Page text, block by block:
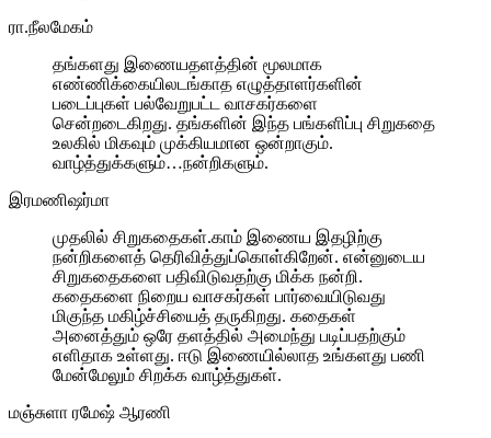
ரா.நீலமேகம்
தங்களது இணையதளத்தின் மூலமாக
எண்ணிக்கையிலடங்காத எழுத்தாளர்களின்
படைப்புகள் பல்வேறுபட்ட வாசகர்களை
சென்றடைகிறது. தங்களின் இந்த பங்களிப்பு சிறுகதை
உலகில் மிகவும் முக்கியமான ஒன்றாகும்.
வாழ்த்துக்களும்…நன்றிகளும்.
இரமணிஷர்மா
முதலில் சிறுகதைகள்.காம் இணைய இதழிற்கு
நன்றிகளைத் தெரிவித்துப்கொள்கிறேன். என்னுடைய
சிறுகதைகளை பதிவிடுவதற்கு மிக்க நன்றி.
கதைகளை நிறைய வாசகர்கள் பார்வையிடுவது
மிகுந்த மகிழ்ச்சியைத் தருகிறது. கதைகள்
அனைத்தும் ஒரே தளத்தில் அமைந்து படிப்பதற்கும்
எளிதாக உள்ளது. ஈடு இணையில்லாத உங்களது பணி
மேன்மேலும் சிறக்க வாழ்த்துகள்.
மஞ்சுளா ரமேஷ் ஆரணி